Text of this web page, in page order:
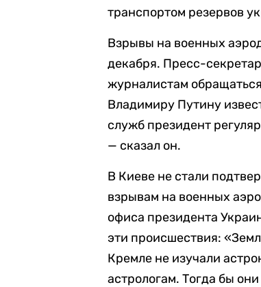
транспортом резервов
Взрывы на военных
декабря. Пресс-
журналистам
Владимиру Путину
служб президент
— сказал он.
В Киеве не стали
взрывам на военных
офиса президента
эти происшествия:
Кремле не изучали
астрологам. Тогда бы